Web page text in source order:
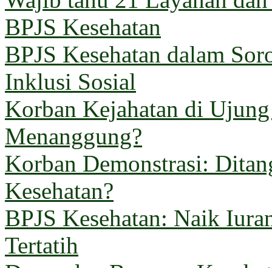
BPJS Kesehatan
BPJS Kesehatan dalam
Inklusi Sosial
Korban Kejahatan di
Menanggung?
Korban Demonstrasi:
Kesehatan?
BPJS Kesehatan: Naik
Tertatih